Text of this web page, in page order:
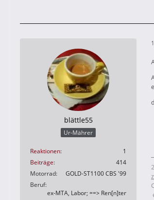
blättle55
Ur-Mährer
Reaktionen
1
Beiträge
414
Motorrad
GOLD-ST1100 CBS '99
Beruf
ex-MTA, Labor; ==> Ren[n]ter